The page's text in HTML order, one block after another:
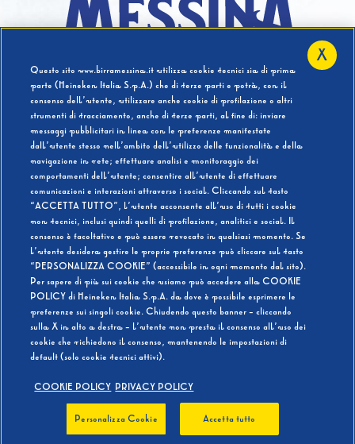
Hai compiuto 18 Anni?
SI NO
BEVI RESPONSABILMENTE
Questo sito www.birramessina.it utilizza cookie tecnici sia di prima
parte (Heineken Italia S.p.A.) che di terze parti e potrà, con il
consenso dell’utente, utilizzare anche cookie di profilazione o altri
strumenti di tracciamento, anche di terze parti, al fine di: inviare
messaggi pubblicitari in linea con le preferenze manifestate
dall’utente stesso nell’ambito dell’utilizzo delle funzionalità e della
navigazione in rete; effettuare analisi e monitoraggio dei
comportamenti dell’utente; consentire all’utente di effettuare
comunicazioni e interazioni attraverso i social. Cliccando sul tasto
“ACCETTA TUTTO”, l’utente acconsente all’uso di tutti i cookie
non tecnici, inclusi quindi quelli di profilazione, analitici e social. Il
consenso è facoltativo e può essere revocato in qualsiasi momento. Se
l’utente desidera gestire le proprie preferenze può cliccare sul tasto
“PERSONALIZZA COOKIE” (accessibile in ogni momento dal sito).
Per sapere di più sui cookie che usiamo può accedere alla COOKIE
POLICY di Heineken Italia S.p.A. da dove è possibile esprimere le
preferenze sui singoli cookie. Chiudendo questo banner - cliccando
sulla X in alto a destra - l’utente non presta il consenso all’uso dei
cookie che richiedono il consenso, mantenendo le impostazioni di
default (solo cookie tecnici attivi).
COOKIE POLICY PRIVACY POLICY
Personalizza Cookie Accetta tutto
X